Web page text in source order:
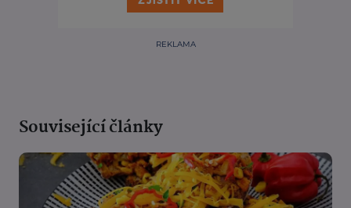
REKLAMA
Související články